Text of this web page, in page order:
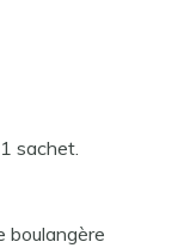
sachet.
boulangère